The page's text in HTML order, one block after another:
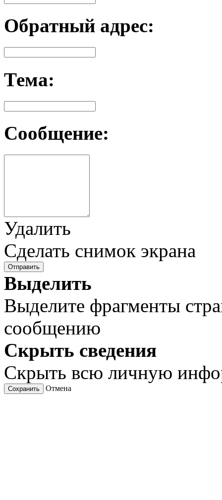
Обратный адрес:
Тема:
Сообщение:
Удалить
Сделать снимок экрана
Отправить
Выделить
Выделите фрагменты
сообщению
Скрыть сведения
Скрыть всю личную
Сохранить Отмена